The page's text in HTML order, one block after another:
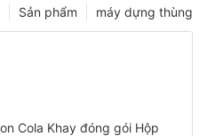
máy dựng thùng
Sản phẩm